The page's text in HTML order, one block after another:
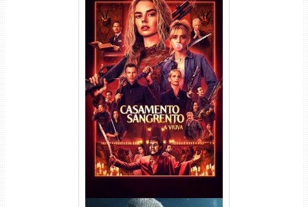
Casamento Sangrento: A
Viúva Torrent (2026) WEB-DL
720p/1080p/4K Dual Áudio